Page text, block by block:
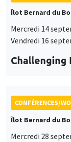
Îlot Bernard du
Mercredi 14
Vendredi 16
Challenging
CONFÉRENCES/
Îlot Bernard du
Mercredi 28